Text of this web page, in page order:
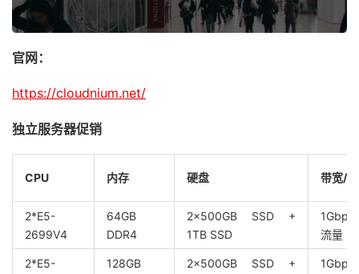
官网：
https://cloudnium.net/
独立服务器促销
CPU 内存 硬盘 带宽/
2*E5-
2699V4
64GB
DDR4
2x500GB SSD +
1TB SSD
流量
2*E5-
128GB
2x500GB SSD +